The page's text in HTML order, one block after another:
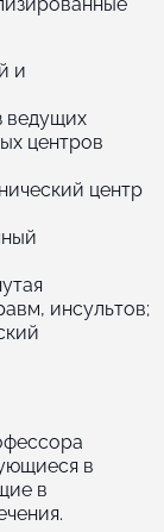
и
ведущих
центров
центр
инсультов;
в
в